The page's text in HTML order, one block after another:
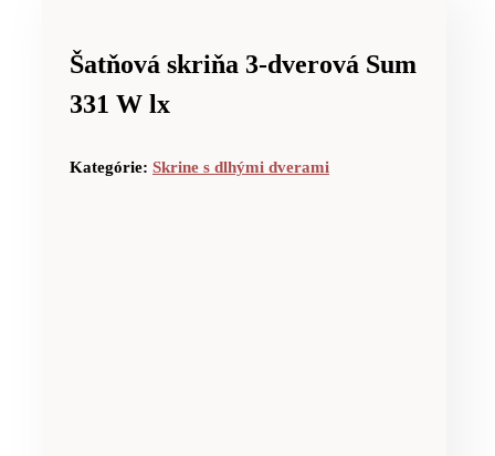
Šatňová skriňa 3-dverová Sum
331 W lx
Kategórie: Skrine s dlhými dverami